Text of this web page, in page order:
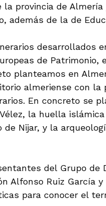
la provincia de
además de la de
desarrollados
de Patrimonio,
planteamos en
almeriense con la
En concreto se
la huella
de Nijar, y la
del Grupo de
Alfonso Ruiz García
para conocer el